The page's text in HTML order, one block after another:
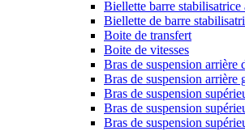
Biellette barre stabilisatrice
Biellette de barre
Boite de transfert
Boite de vitesses
Bras de suspension arrière
Bras de suspension arrière
Bras de suspension
Bras de suspension
Bras de suspension